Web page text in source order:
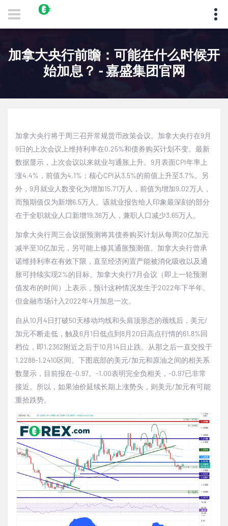
加拿大央行前瞻：可能在什么时候开
始加息？ - 嘉盛集团官网
加拿大央行将于周三召开常规货币政策会议。加拿大央行在9月
9日的上次会议上维持利率在0.25%和债券购买计划不变。最新
数据显示，上次会议以来就业与通胀上升。 9月表面CPI年率上
涨4.4% ，前值为4.1% ；核心CPI从3.5%的前值上升至3.7%。另
外， 9月就业人数变化为增加15.71万人，前值为增加9.02万人，
而预期值仅为新增6.5万人。该就业报告给人印象最深刻的部分
在于全职就业人口新增19.36万人，兼职人口减少3.65万人。
加拿大央行周三会议据预测将其债券购买计划从每周20亿加元
减半至10亿加元，另可能上修其通胀预测值。加拿大央行曾承
诺维持利率在有效下限，直至经济闲置产能被消化吸收以及通
胀可持续实现2%的目标。加拿大央行7月会议（即上一轮预测
值发布的时间）上表示，预计这种情况发生于2022年下半年。
但金融市场计入 2022年4 月加息一次。
自从10 月4日打破50天移动均线和头肩顶形态的颈线后，美元/
加元不断走低，触及 6月 1日低点到8月 20日高点行情的61.8%回
档位，即1.2362附近之后于10 月 14日止跌。从那之后一直交投于
1.2288-1.2410区间。下图底部的美元/加元和原油之间的相关系
数显示，目前报在-0.97。 -1.00表明完全负相关， -0.97已非常
接近。所以，如果油价延续长期上涨势头，则美元/加元有可能
重拾跌势。